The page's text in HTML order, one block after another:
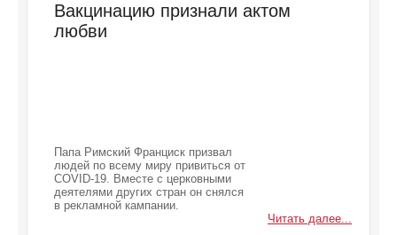
Вакцинацию признали актом
любви
Папа Римский Франциск призвал
людей по всему миру привиться от
COVID-19. Вместе с церковными
деятелями других стран он снялся
в рекламной кампании.
Читать далее...